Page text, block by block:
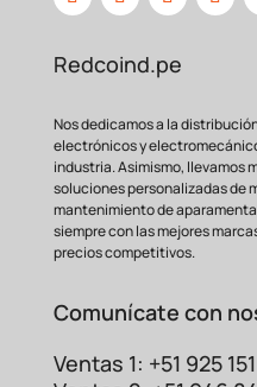
Característica
NúcleoPartido
Alta Relación
Redcoind.pe
Nos dedicamos a la
electrónicos y
industria. Asimismo, llevamos
soluciones personalizadas de
mantenimiento de
siempre con las mejores
precios competitivos.
Comunícate con
Ventas 1: +51 925 151